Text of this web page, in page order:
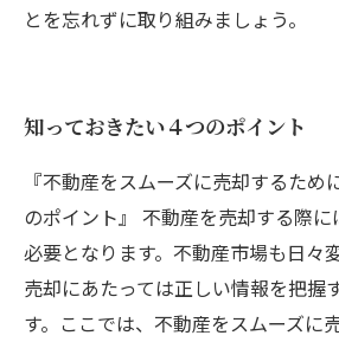
とを忘れずに取り組みましょう。
知っておきたい４つのポイント
『不動産をスムーズに売却するため
のポイント』 不動産を売却する際
必要となります。不動産市場も日々
売却にあたっては正しい情報を把握
す。ここでは、不動産をスムーズに